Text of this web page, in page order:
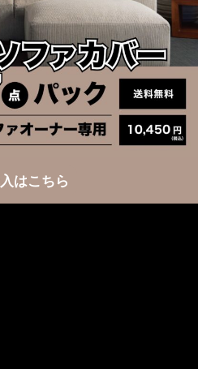
はこちら